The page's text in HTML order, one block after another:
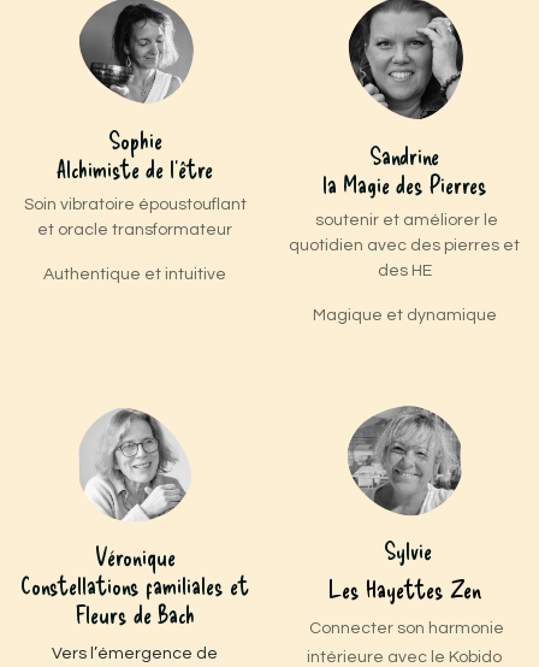
Sophie
Alchimiste de l'être
Soin vibratoire époustouflant
et oracle transformateur
Authentique et intuitive
Sandrine
la Magie des Pierres
soutenir et améliorer le
quotidien avec des pierres et
des HE
Magique et dynamique
Véronique
Constellations familiales et
Fleurs de Bach
Vers l’émergence de
Sylvie
Les Hayettes Zen
Connecter son harmonie
intérieure avec le Kobido